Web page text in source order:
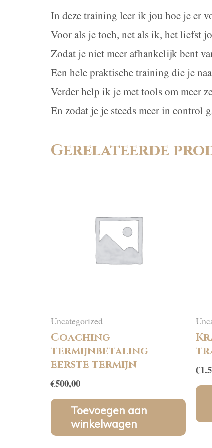
In deze training leer ik jou hoe je er
Voor als je toch, net als ik, het liefst
Zodat je niet meer afhankelijk bent
Een hele praktische training die je
Verder help ik je met tools om meer
En zodat je je steeds meer in control
Gerelateerde
Uncategorized
Coaching
termijnbetaling –
eerste termijn
€500,00
Toevoegen aan
winkelwagen
€